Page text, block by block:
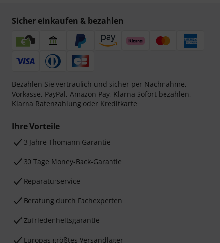
Sicher einkaufen & bezahlen
Bezahlen Sie vertraulich und sicher per Nachnahme,
Vorkasse, PayPal, Amazon Pay, Klarna Sofort bezahlen,
Klarna Ratenzahlung oder Kreditkarte.
Ihre Vorteile
3 Jahre Thomann Garantie
30 Tage Money-Back-Garantie
Reparaturservice
Beratung durch Fachexperten
Zufriedenheitsgarantie
Europas größtes Versandlager